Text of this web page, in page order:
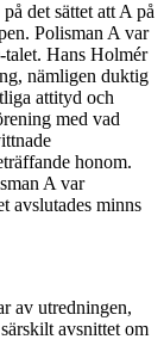
det sättet att A på
Polisman A var
Hans Holmér
nämligen duktig
attityd och
med vad
honom.
A var
avslutades minns
av utredningen,
avsnittet om